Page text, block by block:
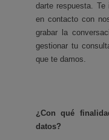
darte respuesta. Te
en contacto con
grabar la
gestionar tu
que te damos.
¿Con qué
datos?